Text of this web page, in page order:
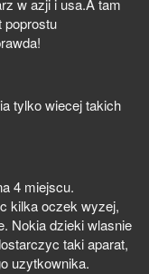
w azji i usa.A tam
poprostu
tylko wiecej takich
4 miejscu.
kilka oczek wyzej,
Nokia dzieki wlasnie
taki aparat,
uzytkownika.